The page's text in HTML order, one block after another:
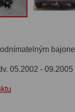
05.2002 - 09.2005